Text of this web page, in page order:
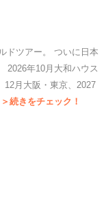
ドツアー。 ついに日本
2026年10月大和ハウス
12月大阪・東京、2027
＞続きをチェック！